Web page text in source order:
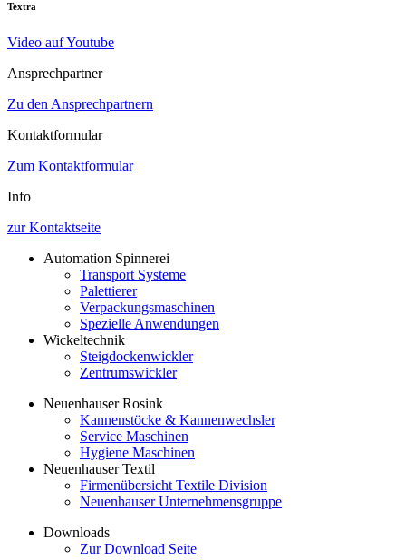
Textra
Video auf Youtube
Ansprechpartner
Zu den Ansprechpartnern
Kontaktformular
Zum Kontaktformular
Info
zur Kontaktseite
Automation Spinnerei
Transport Systeme
Palettierer
Verpackungsmaschinen
Spezielle Anwendungen
Wickeltechnik
Steigdockenwickler
Zentrumswickler
Neuenhauser Rosink
Kannenstöcke & Kannenwechsler
Service Maschinen
Hygiene Maschinen
Neuenhauser Textil
Firmenübersicht Textile Division
Neuenhauser Unternehmensgruppe
Downloads
Zur Download Seite